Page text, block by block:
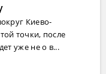
Киево-
точки, после
уже не о в...